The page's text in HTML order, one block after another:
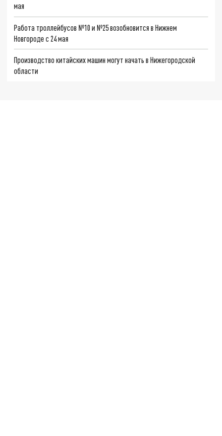
мая
Работа троллейбусов №10 и №25 возобновится в Нижнем
Новгороде с 24 мая
Производство китайских машин могут начать в Нижегородской
области